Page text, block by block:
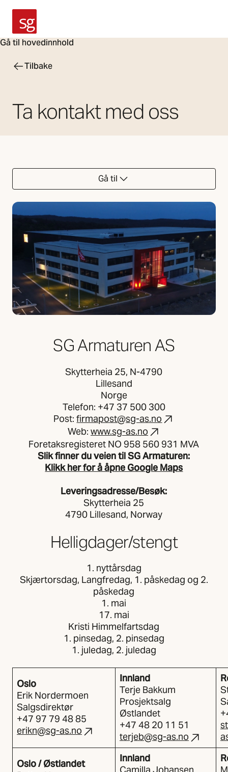
Gå til hovedinnhold
SG Armaturen
Tilbake
Ta kontakt med oss
Gå til
SG Armaturen AS
Skytterheia 25, N-4790
Lillesand
Norge
Telefon: +47 37 500 300
Post:firmapost@sg-as.no
Web: www.sg-as.no
Foretaksregisteret NO 958 560 931 MVA
Slik finner du veien til SG Armaturen:
Klikk her for å åpne Google Maps
Leveringsadresse/Besøk:
Skytterheia 25
4790 Lillesand, Norway
Helligdager/stengt
1. nyttårsdag
Skjærtorsdag, Langfredag, 1. påskedag og 2.
påskedag
1. mai
17. mai
Kristi Himmelfartsdag
1. pinsedag, 2. pinsedag
1. juledag, 2. juledag
Oslo
Erik Nordermoen
Salgsdirektør
+47 97 79 48 85
erikn@sg-as.no
Innland
Terje Bakkum
Prosjektsalg
Østlandet
+47 48 20 11 51
terjeb@sg-as.no
Oslo / Østlandet
Innland